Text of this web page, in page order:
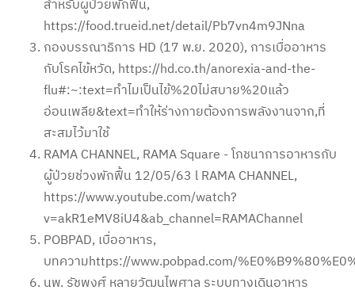
สำหรับผู้ป่วยพักฟื้น,
https://food.trueid.net/detail/Pb7vn4m9JNna
กองบรรณาธิการ HD (17 พ.ย. 2020), การเบื่ออาหาร
กับโรคไข้หวัด, https://hd.co.th/anorexia-and-the-
flu#:~:text=ทำไมเป็นไข้%20ไม่สบาย%20แล้ว
อ่อนเพลีย&text=ทำให้ร่างกายต้องการพลังงานจาก,ที่
สะสมไว้มาใช้
RAMA CHANNEL, RAMA Square - โภชนาการอาหารกับ
ผู้ป่วยช่วงพักฟื้น 12/05/63 l RAMA CHANNEL,
https://www.youtube.com/watch?
v=akR1eMV8iU4&ab_channel=RAMAChannel
POBPAD, เบื่ออาหาร,
บทความhttps://www.pobpad.com/
นพ. รัชพงศ์ หลายวัฒนไพศาล ระบบทางเดินอาหาร